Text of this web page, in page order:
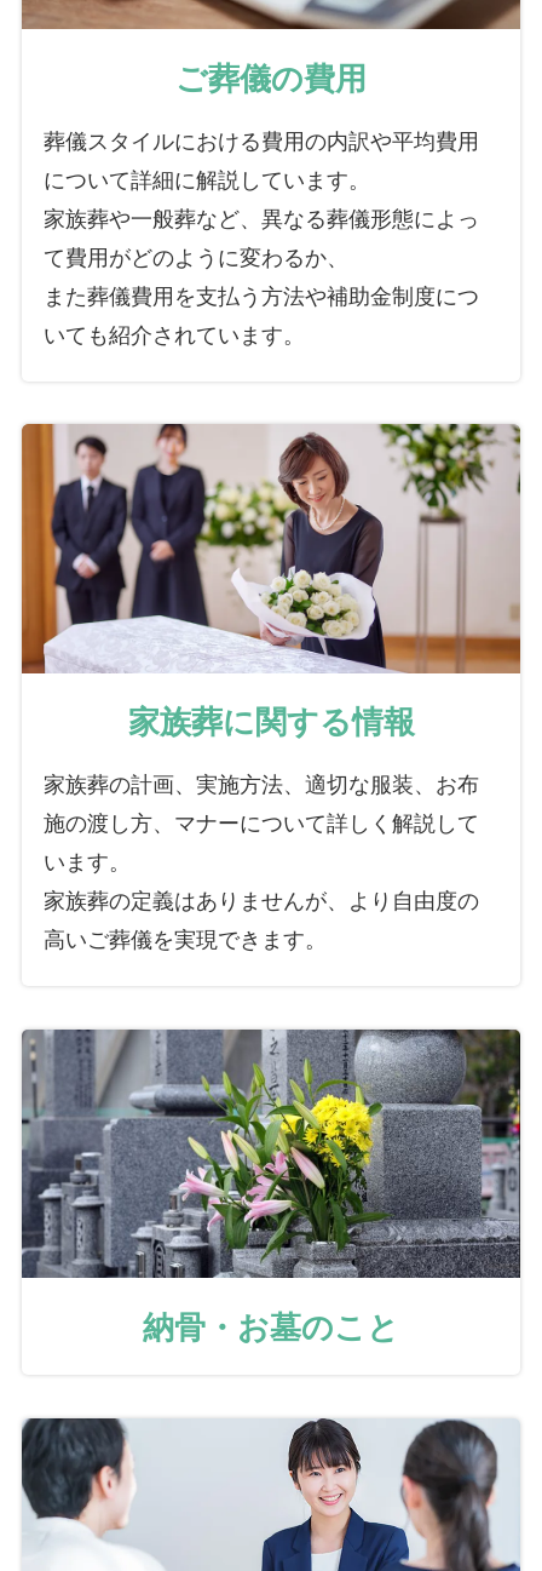
ご葬儀の費用
葬儀スタイルにおける費用の内訳や平均費用
について詳細に解説しています。
家族葬や一般葬など、異なる葬儀形態によっ
て費用がどのように変わるか、
また葬儀費用を支払う方法や補助金制度につ
いても紹介されています。
家族葬に関する情報
家族葬の計画、実施方法、適切な服装、お布
施の渡し方、マナーについて詳しく解説して
います。
家族葬の定義はありませんが、より自由度の
高いご葬儀を実現できます。
納骨・お墓のこと